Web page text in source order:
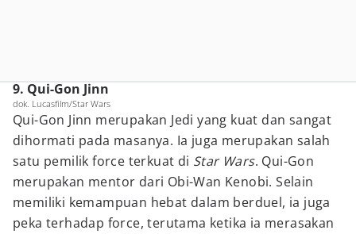
9. Qui-Gon Jinn
dok. Lucasfilm/Star Wars
Qui-Gon Jinn merupakan Jedi yang kuat dan sangat
dihormati pada masanya. Ia juga merupakan salah
satu pemilik force terkuat di Star Wars. Qui-Gon
merupakan mentor dari Obi-Wan Kenobi. Selain
memiliki kemampuan hebat dalam berduel, ia juga
peka terhadap force, terutama ketika ia merasakan